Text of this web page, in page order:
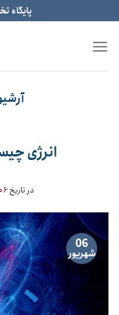
to
content
پایگاه
انرژی
در تاریخ
06
شهریور